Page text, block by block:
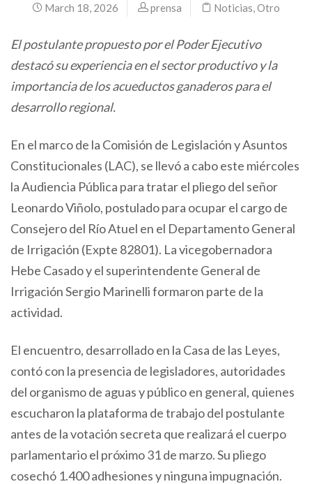
March 18, 2026 prensa Noticias,Otro
El postulante propuesto por el Poder Ejecutivo
destacó su experiencia en el sector productivo y la
importancia de los acueductos ganaderos para el
desarrollo regional.
En el marco de la Comisión de Legislación y Asuntos
Constitucionales (LAC), se llevó a cabo este miércoles
la Audiencia Pública para tratar el pliego del señor
Leonardo Viñolo, postulado para ocupar el cargo de
Consejero del Río Atuel en el Departamento General
de Irrigación (Expte 82801). La vicegobernadora
Hebe Casado y el superintendente General de
Irrigación Sergio Marinelli formaron parte de la
actividad.
El encuentro, desarrollado en la Casa de las Leyes,
contó con la presencia de legisladores, autoridades
del organismo de aguas y público en general, quienes
escucharon la plataforma de trabajo del postulante
antes de la votación secreta que realizará el cuerpo
parlamentario el próximo 31 de marzo. Su pliego
cosechó 1.400 adhesiones y ninguna impugnación.